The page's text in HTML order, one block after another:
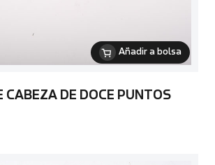
Añadir a bolsa
CABEZA DE DOCE PUNTOS